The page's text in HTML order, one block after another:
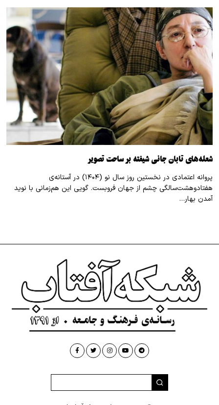
شعله‌های تابان جانی شیفته بر ساحت تصویر
پروانه اعتمادی در نخستین روز سال نو (۱۴۰۴) در آستانه‌ی
هفتادوهشت‌سالگی چشم از جهان فروبست. گویی این هم‌زمانی با نوید
آمدن بهار…